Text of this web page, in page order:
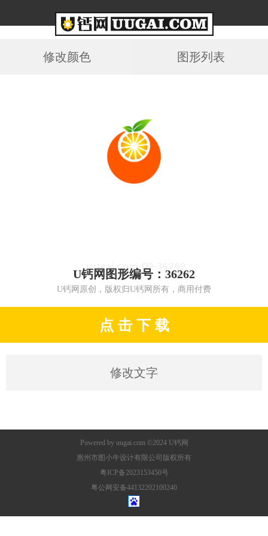
修改颜色 图形列表
U钙网图形编号：36262
U钙网原创，版权归U钙网所有，商用付费
点 击 下 载
修改文字
Powered by uugai.com©2024 U钙网
惠州市图小牛设计有限公司版权所有
粤ICP备2023153450号
粤公网安备44132202100240